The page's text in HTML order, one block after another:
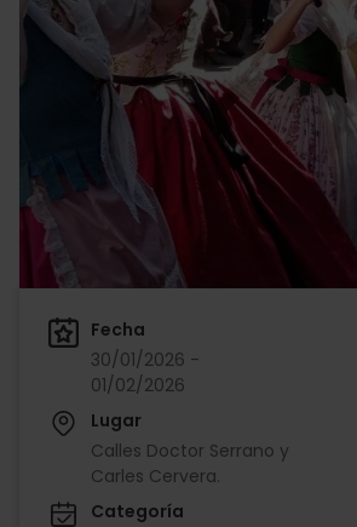
Fecha
30/01/2026 -
01/02/2026
Lugar
Calles Doctor Serrano y
Carles Cervera.
Categoría